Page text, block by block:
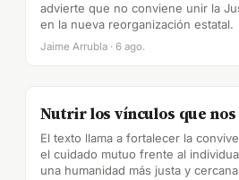
advierte que no conviene unir la
en la nueva reorganización estatal.
Jaime Arrubla · 6 ago.
Nutrir los vínculos que nos
El texto llama a fortalecer la
el cuidado mutuo frente al
una humanidad más justa y